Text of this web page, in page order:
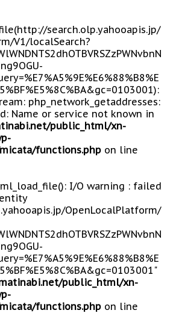
search.olp.yahooapis.jp/
V1/localSearch?
php_network_getaddresses:
Name or service not known in
public_html/xn-
functions.php on line
I/O warning : failed
OpenLocalPlatform/
public_html/xn-
functions.php on line